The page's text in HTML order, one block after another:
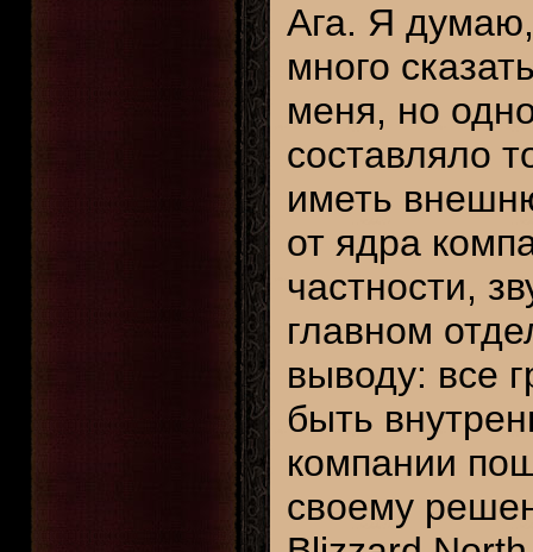
Ага. Я
много
меня, но
составляло
иметь
от ядра
частности,
главном
выводу: все
быть
компании
своему